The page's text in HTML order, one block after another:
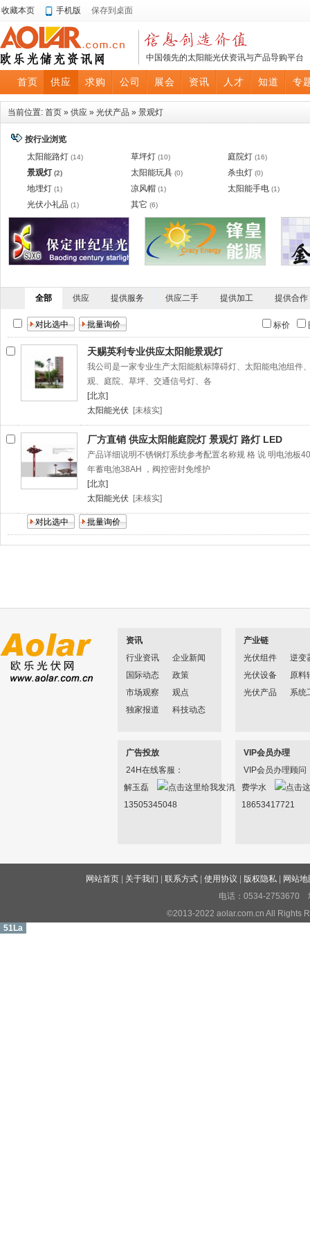
收藏本页 手机版 保存到桌面
中国领先的太阳能光伏资讯与产品导购平台
首页 供应 求购 公司 展会 资讯 人才 知道 专
当前位置: 首页 » 供应 » 光伏产品 » 景观灯
按行业浏览
太阳能路灯 (14) 草坪灯 (10) 庭院灯 (16)
景观灯 (2) 太阳能玩具 (0) 杀虫灯 (0)
地埋灯 (1) 凉风帽 (1) 太阳能手电 (1)
光伏小礼品 (1) 其它 (6)
全部 供应 提供服务 供应二手 提供加工 提供合作
标价
天赐英利专业供应太阳能景观灯
我公司是一家专业生产太阳能航标障碍灯、太阳能电池组件
观、庭院、草坪、交通信号灯、各
[北京]
太阳能光伏 [未核实]
厂方直销 供应太阳能庭院灯 景观灯 路灯 LED
产品详细说明不锈钢灯系统参考配置名称规 格 说 明电池板
年蓄电池38AH ，阀控密封免维护
[北京]
太阳能光伏 [未核实]
资讯
行业资讯
企业新闻
国际动态
政策
市场观察
观点
独家报道
科技动态
产业链
光伏组件
逆变
光伏设备
原料
光伏产品
系统
广告投放
24H在线客服：
解玉磊
13505345048
VIP会员办理
VIP会员办理顾问
费学水
18653417721
网站首页 关于我们 |联系方式 |使用协议 版权隐私
网站地
电话：0534-2753670
©2013-2022 aolar.com.cn All Rights
51La